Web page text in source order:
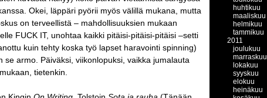
Okei, läppäri pyörii myös välillä mukana, mutta
on terveellistä – mahdollisuuksien mukaan
FUCK IT, unohtaa kaikki pitäisi-pitäisi-pitäisi –setti
kuin tehty koska työ lapset haravointi spinning)
se armo. Päiväksi, viikonlopuksi, vaikka jumalauta
tietenkin.
huhtikuu
maaliskuu
helmikuu
tammikuu
2011
joulukuu
marraskuu
lokakuu
syyskuu
elokuu
heinäkuu